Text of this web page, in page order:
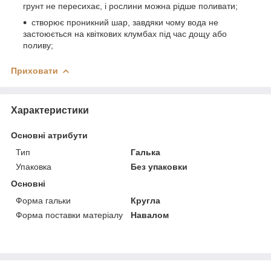
грунт не пересихає, і рослини можна рідше поливати;
створює проникний шар, завдяки чому вода не
застоюється на квіткових клумбах під час дощу або
поливу;
Приховати
Характеристики
Основні атрибути
Тип
Галька
Упаковка
Без упаковки
Основні
Форма гальки
Кругла
Форма поставки матеріалу
Навалом